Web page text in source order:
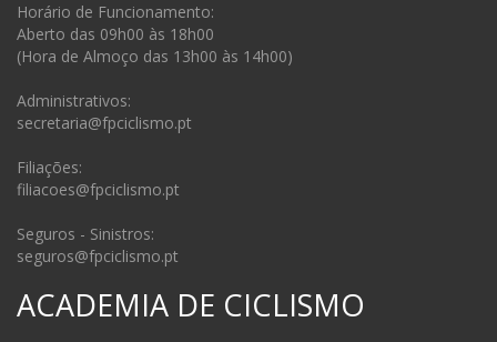
Horário de Funcionamento:
Aberto das 09h00 às 18h00
(Hora de Almoço das 13h00 às 14h00)
Administrativos:
secretaria@fpciclismo.pt
Filiações:
filiacoes@fpciclismo.pt
Seguros - Sinistros:
seguros@fpciclismo.pt
ACADEMIA DE CICLISMO